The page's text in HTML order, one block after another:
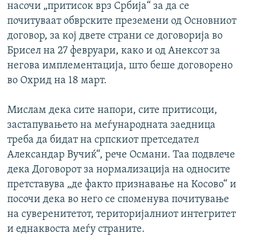
насочи „притисок врз Србија“ за да се
почитуваат обврските преземени од Основниот
договор, за кој двете страни се договорија во
Брисел на 27 февруари, како и од Анексот за
негова имплементација, што беше договорено
во Охрид на 18 март.
Мислам дека сите напори, сите притисоци,
застапувањето на меѓународната заедница
треба да бидат на српскиот претседател
Александар Вучиќ“, рече Османи. Таа подвлече
дека Договорот за нормализација на односите
претставува „де факто признавање на Косово“ и
посочи дека во него се споменува почитување
на суверенитетот, територијалниот интегритет
и еднаквоста меѓу страните.